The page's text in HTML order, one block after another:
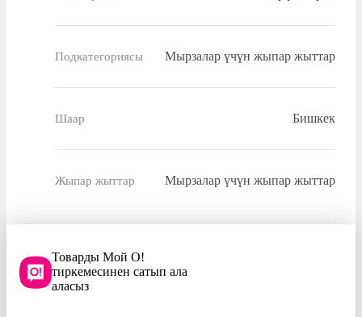
Подкатегориясы Мырзалар үчүн жыпар жыттар
Шаар Бишкек
Жыпар жыттар Мырзалар үчүн жыпар жыттар
Товарды Мой О!
тиркемесинен сатып ала
аласыз